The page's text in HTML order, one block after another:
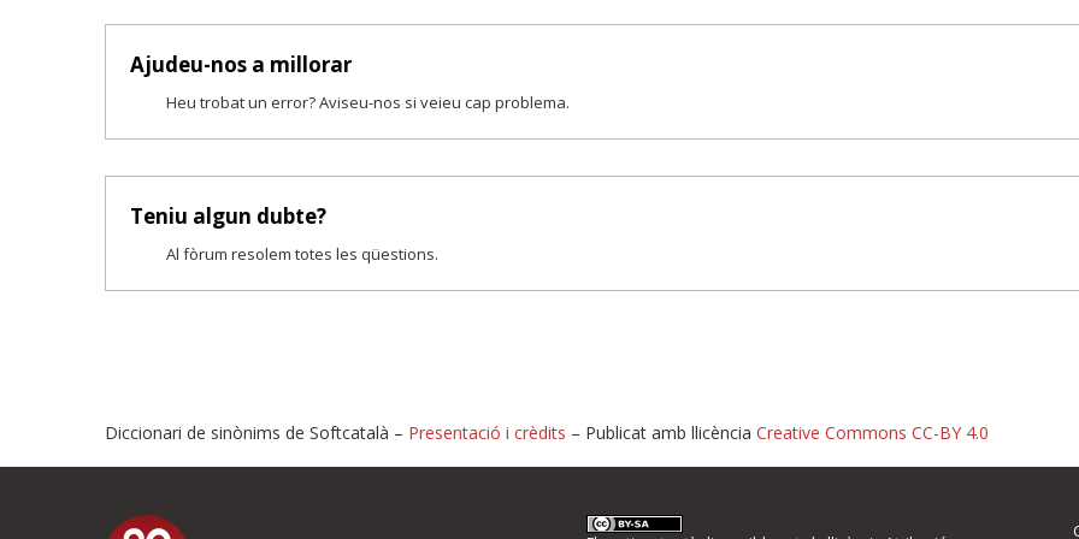
Ajudeu-nos a millorar
Heu trobat un error? Aviseu-nos si veieu cap problema.
Teniu algun dubte?
Al fòrum resolem totes les qüestions.
Diccionari de sinònims de Softcatalà – Presentació i crèdits – Publicat amb llicència Creative Commons CC-BY 4.0